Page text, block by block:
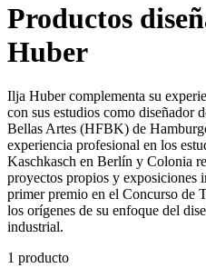
Productos
Huber
Ilja Huber complementa su
con sus estudios como diseñador
Bellas Artes (HFBK) de
experiencia profesional en los
Kaschkasch en Berlín y Colonia
proyectos propios y exposiciones
primer premio en el Concurso de
los orígenes de su enfoque del
industrial.
1 producto